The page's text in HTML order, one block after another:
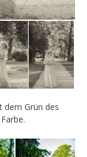
dem Grün des